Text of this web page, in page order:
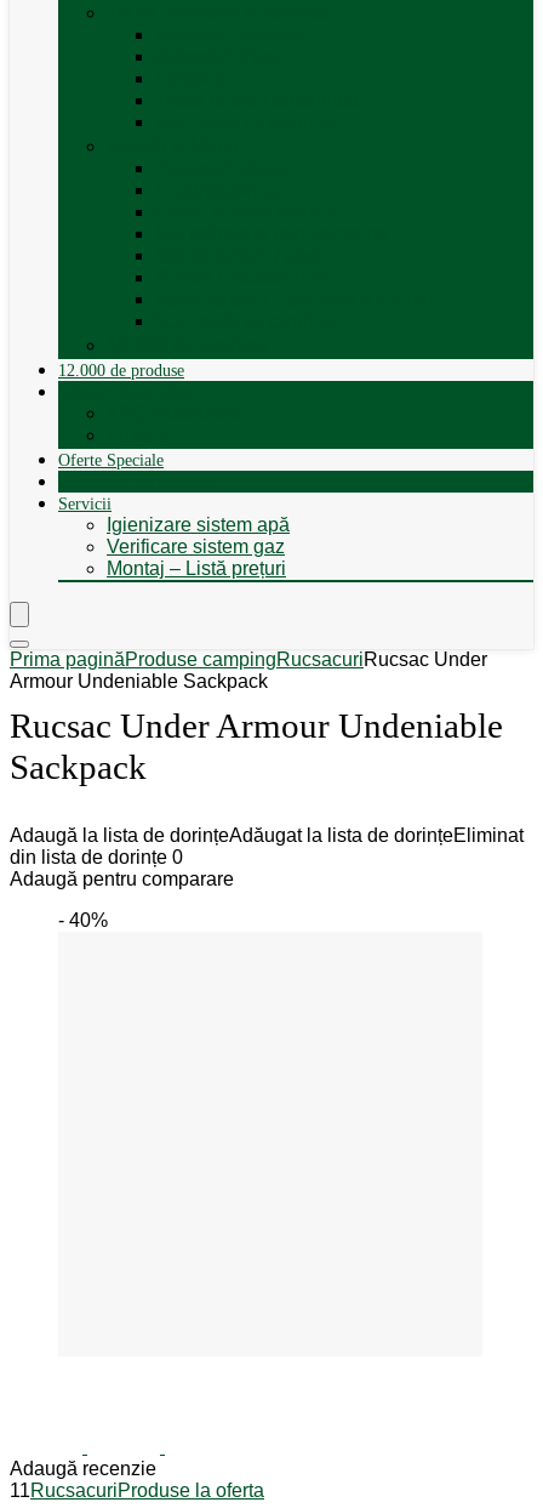
12.000 de produse
Oferte Speciale
Servicii
Igienizare sistem apă
Verificare sistem gaz
Montaj – Listă prețuri
Prima paginăProduse campingRucsacuriRucsac Under
Armour Undeniable Sackpack
Rucsac Under Armour Undeniable
Sackpack
Adaugă la lista de dorințeAdăugat la lista de dorințeEliminat
din lista de dorințe 0
Adaugă pentru comparare
- 40%
Adaugă recenzie
11RucsacuriProduse la oferta